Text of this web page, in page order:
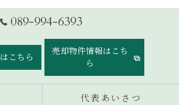
089-994-6393
こちら
売却物件情報はこち
ら
代表あいさつ